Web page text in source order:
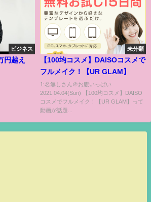
ビジネス
円越え
未分類
【100均コスメ】DAISOコスメで
フルメイク！【UR GLAM】
1:名無しさん＠お腹いっぱい
2021.04.04(Sun) 【100均コスメ】DAISO
コスメでフルメイク！【UR GLAM】って
動画が話題...